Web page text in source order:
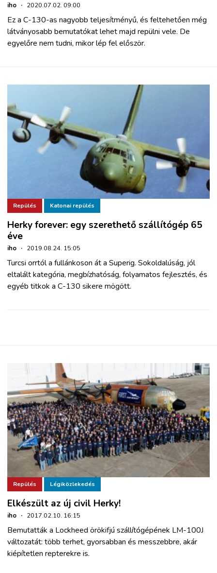
iho · 2020.07.02. 09:00
Ez a C-130-as nagyobb teljesítményű, és feltehetően még
látványosabb bemutatókat lehet majd repülni vele. De
egyelőre nem tudni, mikor lép fel először.
Repülés Katonai repülés
Herky forever: egy szerethető szállítógép 65
éve
iho · 2019.08.24. 15:05
Turcsi orrtól a fullánkoson át a Superig. Sokoldalúság, jól
eltalált kategória, megbízhatóság, folyamatos fejlesztés, és
egyéb titkok a C-130 sikere mögött.
Repülés Légiközlekedés
Elkészült az új civil Herky!
iho · 2017.02.10. 16:15
Bemutatták a Lockheed örökifjú szállítógépének LM-100J
változatát: több terhet, gyorsabban és messzebbre, akár
kiépítetlen repterekre is.